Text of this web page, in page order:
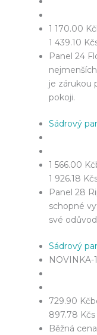
1 170.00 Kč
1 439.10 Kč
Panel 24
je zárukou
pokoji.
Sádrový
1 566.00 Kč
1 926.18 Kč
Panel 28
schopné
své
Sádrový
NOVINKA-
729.90 Kč
897.78 Kč
Běžná cena